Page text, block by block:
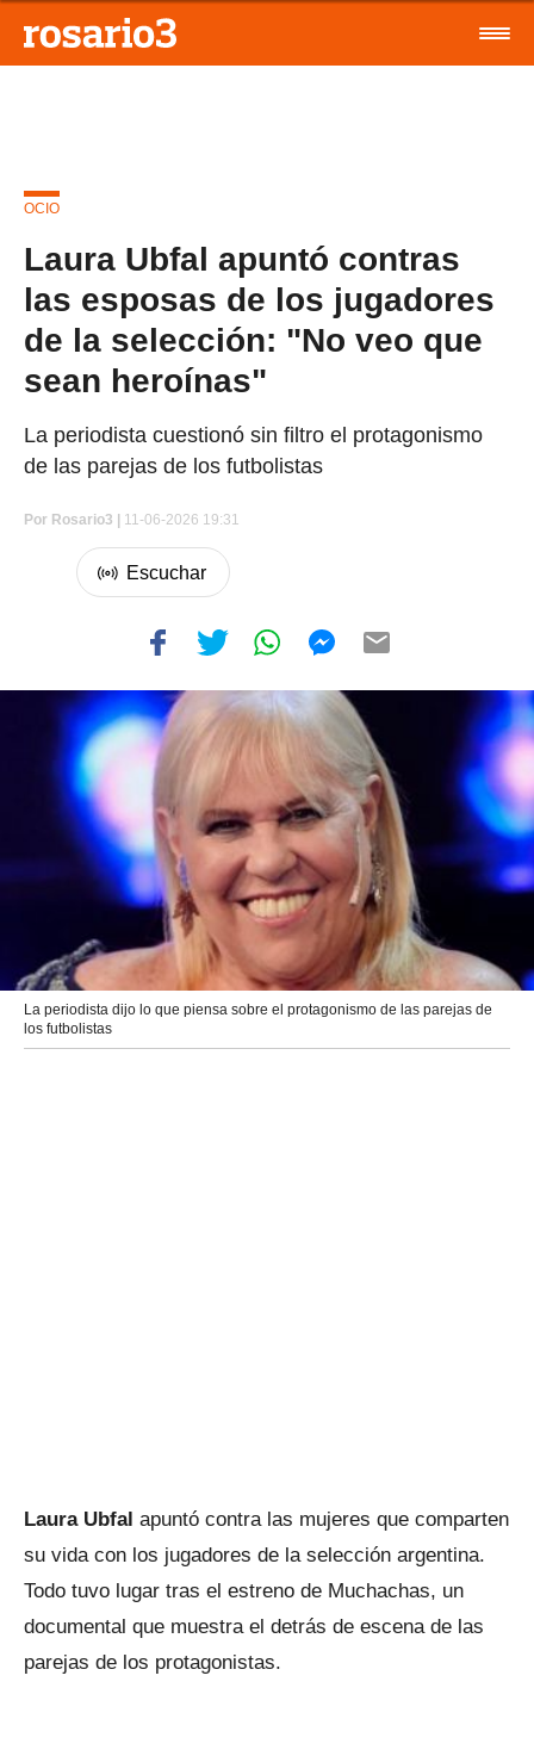
OCIO
Laura Ubfal apuntó contras
las esposas de los jugadores
de la selección: "No veo que
sean heroínas"
La periodista cuestionó sin filtro el protagonismo
de las parejas de los futbolistas
Por Rosario3 | 11-06-2026 19:31
La periodista dijo lo que piensa sobre el protagonismo de las parejas de
los futbolistas
Laura Ubfal apuntó contra las mujeres que comparten
su vida con los jugadores de la selección argentina.
Todo tuvo lugar tras el estreno de Muchachas, un
documental que muestra el detrás de escena de las
parejas de los protagonistas.